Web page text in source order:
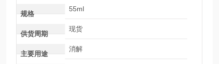
规格
55ml
供货周期
现货
主要用途
消解